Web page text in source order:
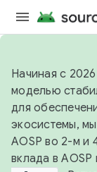
Начиная с
моделью
для
экосистемы,
AOSP во 2-м и
вклада в AOSP